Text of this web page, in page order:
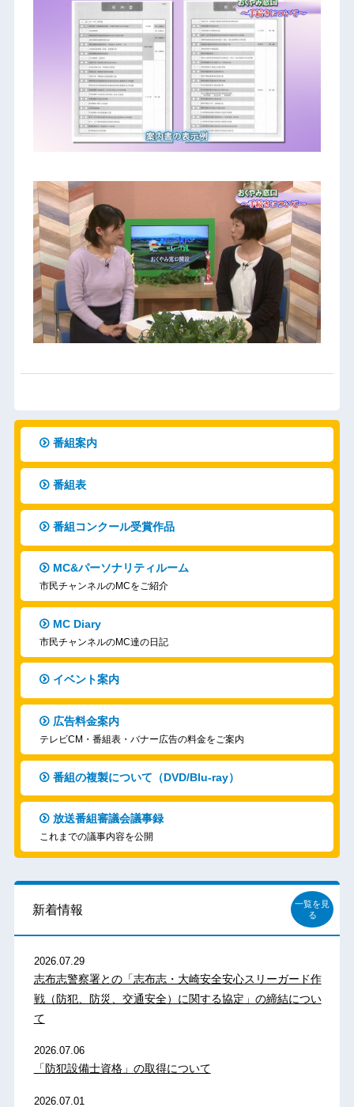
番組案内
番組表
番組コンクール受賞作品
MC&パーソナリティルーム
市民チャンネルのMCをご紹介
MC Diary
市民チャンネルのMC達の日記
イベント案内
広告料金案内
テレビCM・番組表・バナー広告の料金をご案内
番組の複製について（DVD/Blu-ray）
放送番組審議会議事録
これまでの議事内容を公開
新着情報
一覧を見
る
2026.07.29
志布志警察署との「志布志・大崎安全安心スリーガード作
戦（防犯、防災、交通安全）に関する協定」の締結につい
て
2026.07.06
「防犯設備士資格」の取得について
2026.07.01